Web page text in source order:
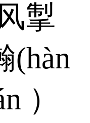
掣
(hàn
）